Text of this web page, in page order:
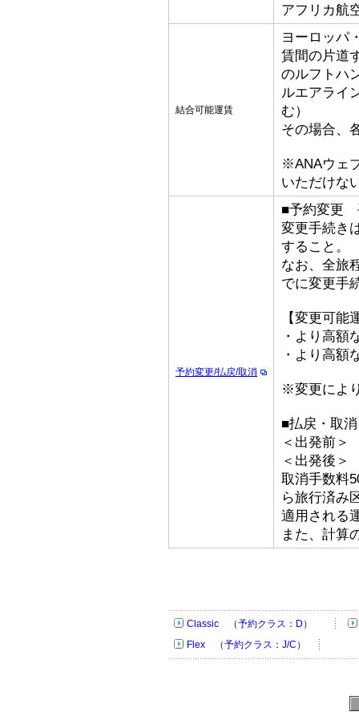
アフリカ航
結合可能運賃
ヨーロッパ
賃間の片道
のルフトハ
ルエアライ
む）
その場合、
※ANAウェ
いただけな
予約変更/払戻/取消
■予約変更
変更手続き
すること。
なお、全旅
でに変更手
【変更可能
・より高額
・より高額
※変更によ
■払戻・取
＜出発前＞
＜出発後＞
取消手数料
ら旅行済み
適用される
また、計算
Classic （予約クラス：D）
Flex （予約クラス：J/C）